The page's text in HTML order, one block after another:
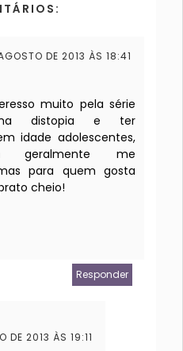
DE 2013 ÀS 18:41
muito pela série
distopia e ter
idade adolescentes,
geralmente me
para quem gosta
cheio!
Responder
DE 2013 ÀS 19:11